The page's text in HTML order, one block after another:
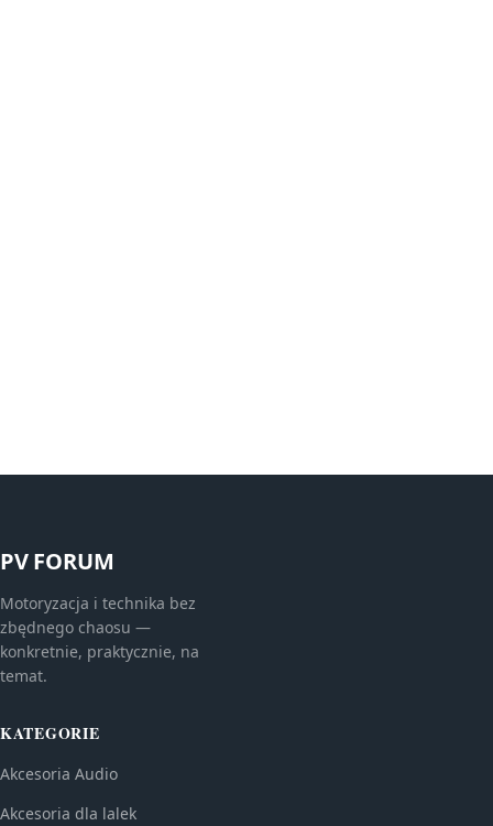
PV FORUM
Motoryzacja i technika bez
zbędnego chaosu —
konkretnie, praktycznie, na
temat.
KATEGORIE
Akcesoria Audio
Akcesoria dla lalek